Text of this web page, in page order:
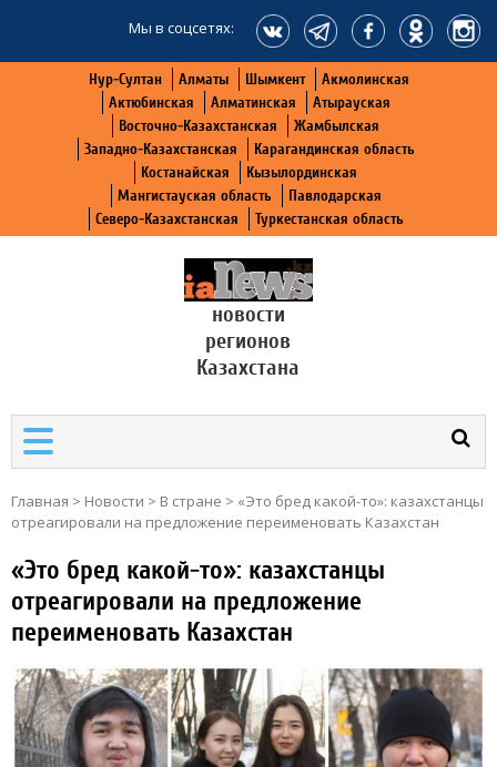
Мы в соцсетях:
Нур-Султан Алматы Шымкент
Акмолинская
Актюбинская
Алматинская
Атырауская
Восточно-Казахстанская
Жамбылская
Западно-Казахстанская
Карагандинская область
Костанайская
Кызылординская
Мангистауская область
Павлодарская
Северо-Казахстанская
Туркестанская область
новости
регионов
Казахстана
Главная > Новости > В стране > «Это бред какой-то»: казахстанцы
отреагировали на предложение переименовать Казахстан
«Это бред какой-то»: казахстанцы
отреагировали на предложение
переименовать Казахстан